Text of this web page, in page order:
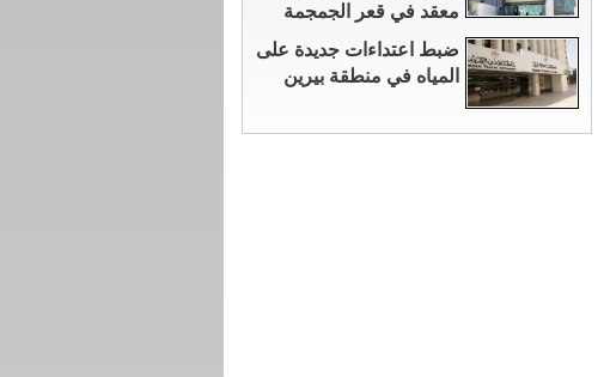
معقد في قعر الجمجمة
ضبط اعتداءات جديدة على
المياه في منطقة بيرين